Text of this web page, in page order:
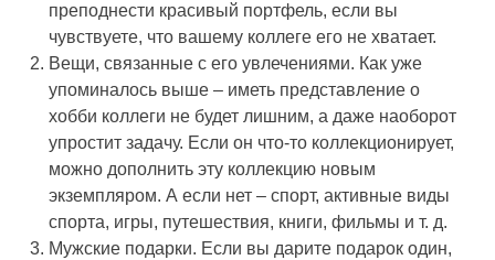
преподнести красивый портфель, если вы
чувствуете, что вашему коллеге его не хватает.
Вещи, связанные с его увлечениями. Как уже
упоминалось выше – иметь представление о
хобби коллеги не будет лишним, а даже наоборот
упростит задачу. Если он что-то коллекционирует,
можно дополнить эту коллекцию новым
экземпляром. А если нет – спорт, активные виды
спорта, игры, путешествия, книги, фильмы и т. д.
Мужские подарки. Если вы дарите подарок один,